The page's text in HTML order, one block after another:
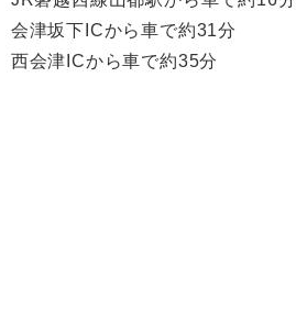
会津坂下ICから車で約31分
西会津ICから車で約35分